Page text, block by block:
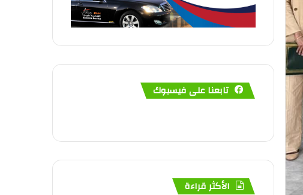
تابعنا على فيسبوك
الأكثر قراءة